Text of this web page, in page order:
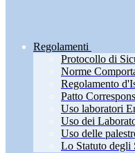
Regolamenti
Protocollo di
Norme
Regolamento
Patto
Uso laboratori
Uso dei
Uso delle
Lo Statuto degli